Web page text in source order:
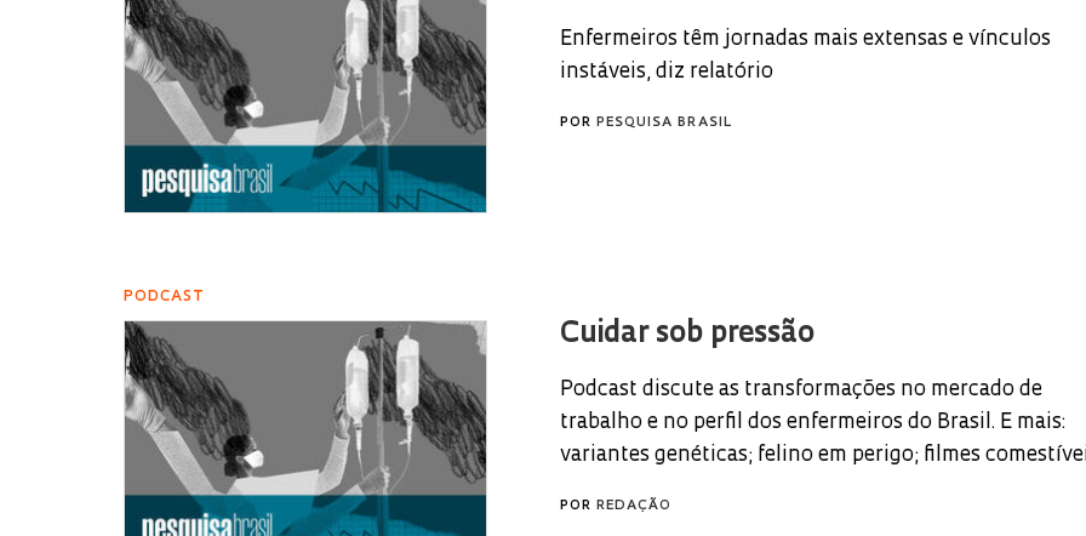
Enfermeiros têm jornadas mais extensas e vínculos
instáveis, diz relatório
POR PESQUISA BRASIL
PODCAST
Cuidar sob pressão
Podcast discute as transformações no mercado de
trabalho e no perfil dos enfermeiros do Brasil. E mais:
variantes genéticas; felino em perigo; filmes
POR REDAÇÃO